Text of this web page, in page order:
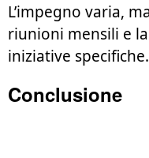
L’impegno varia,
riunioni mensili e
iniziative specifiche.
Conclusione